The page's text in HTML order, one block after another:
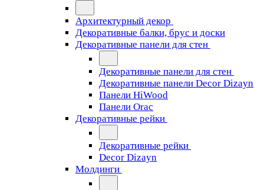
Архитектурный декор
Декоративные балки, брус и доски
Декоративные панели для стен
Декоративные панели для стен
Декоративные панели Decor Dizayn
Панели HiWood
Панели Orac
Декоративные рейки
Декоративные рейки
Decor Dizayn
Молдинги